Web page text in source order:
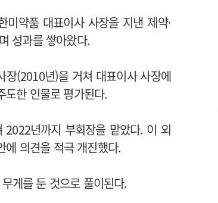
미약품 대표이사 사장을 지낸 제약·
성과를 쌓아왔다.
(2010년)을 거쳐 대표이사 사장에
한 인물로 평가된다.
년까지 부회장을 맡았다. 이 외
에 의견을 적극 개진했다.
게를 둔 것으로 풀이된다.